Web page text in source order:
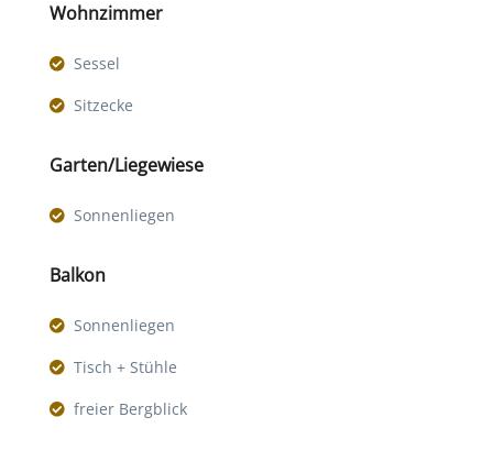
Wohnzimmer
Sessel
Sitzecke
Garten/Liegewiese
Sonnenliegen
Balkon
Sonnenliegen
Tisch + Stühle
freier Bergblick